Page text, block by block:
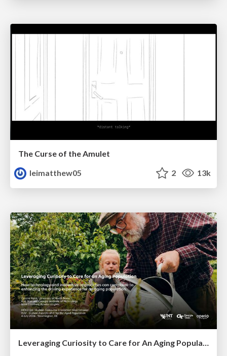
The Curse of the Amulet
leimatthew05
2 13k